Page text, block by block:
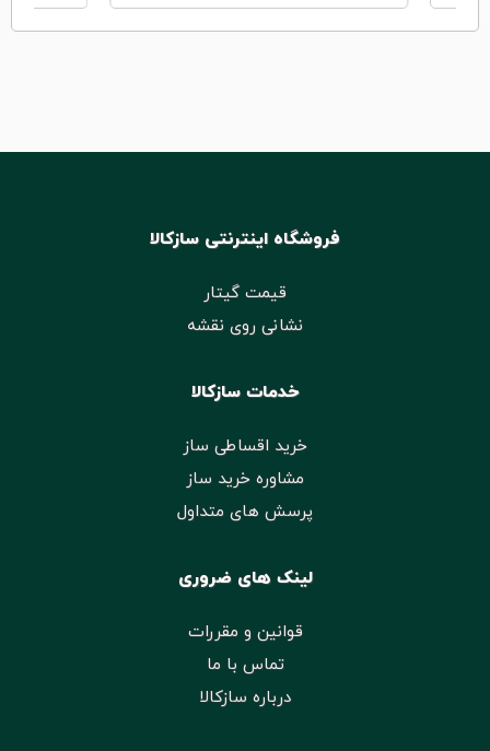
فروشگاه اینترنتی سازکالا
قیمت گیتار
نشانی روی نقشه
خدمات سازکالا
خرید اقساطی ساز
مشاوره خرید ساز
پرسش های متداول
لینک های ضروری
قوانین و مقررات
تماس با ما
درباره سازکالا